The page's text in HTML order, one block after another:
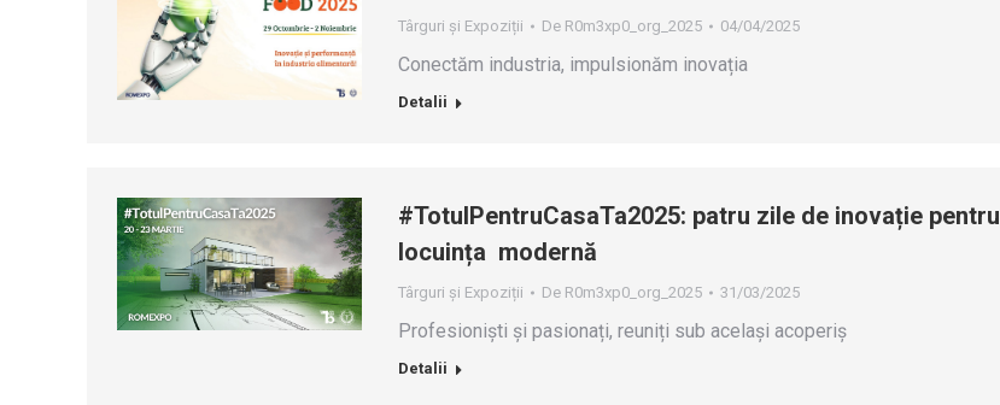
Târguri și Expoziții De R0m3xp0_org_2025 04/04/2025
Conectăm industria, impulsionăm inovația
Detalii
#TotulPentruCasaTa2025: patru zile de inovație pentru
locuința modernă
Târguri și Expoziții De R0m3xp0_org_2025 31/03/2025
Profesioniști și pasionați, reuniți sub același acoperiș
Detalii